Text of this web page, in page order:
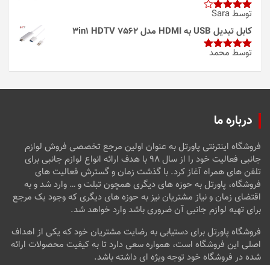
امتیاز4
از 5
توسط Sara
کابل تبدیل USB به HDMI مدل 3in1 HDTV 7562
امتیاز5از
توسط محمد
درباره ما
فروشگاه اینترنتی پاورتل به عنوان اولین مرجع تخصصی فروش لوازم
جانبی فعالیت خود را از سال ۹۸ با هدف ارائه انواع لوازم جانبی برای
تلفن های همراه آغاز کرد. با گذشت زمان و گسترش فعالیت های
فروشگاه، پاورتل به حوزه های دیگری همچون تبلت و … وارد شد و به
اقتضای زمان و نیاز مشتریان نیز به حوزه های دیگری که وجود یک مرجع
برای تهیه لوازم جانبی آن ضروری باشد وارد خواهد شد.
فروشگاه پاورتل برای دستیابی به رضایت مشتریان خود که یکی از اهداف
اصلی این فروشگاه است، همواره سعی دارد تا به کیفیت محصولات ارائه
شده در فروشگاه خود توجه ویژه ای داشته باشد.